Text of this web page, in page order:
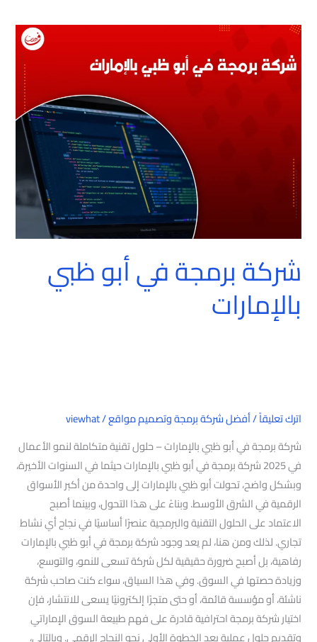
شركة برمجة في أبو ظبي
بالإمارات
اترك تعليقاً/أفضل شركة برمجة وتصميم مواقع/
viewhat
شركة برمجة في أبو ظبي بالإمارات – حلول تقنية متكاملة لنمو الأعمال
في 2025 شركة برمجة في أبو ظبي بالإمارات حيثما في السنوات الأخيرة،
وبشكل واضح، تحولت أبو ظبي بالإمارات إلى واحدة من أكبر الأسواق
الرقمية في الشرق الأوسط. وبناءً على هذا التحول، وبينما أصبح
الاعتماد على الحلول التقنية والبرمجية عنصرًا أساسيًا في نجاح أي نشاط
تجاري. لذلك ومن هنا، لم يعد وجود شركة برمجة في أبو ظبي بالإمارات
رفاهية، بل أصبح ضرورة حقيقية لكل شركة تسعى للنمو، والتوسع،
وزيادة حصتها في السوق. وفي هذا السياق، سواء كنت صاحب شركة
ناشئة، أو مؤسسة قائمة، أو حتى متجرًا إلكترونيًا يسعى للانتشار، فإن
اختيار شركة برمجة احترافية قادرة على فهم طبيعة السوق الإماراتي
وتقديم حلول عملية يعد الخطوة الأولى نحو النجاح الرقمي. وبالتالي،
شركة
برمجة
في